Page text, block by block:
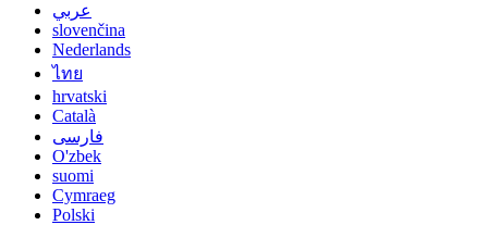
عربي
slovenčina
Nederlands
ไทย
hrvatski
Català
فارسی
O'zbek
suomi
Cymraeg
Polski